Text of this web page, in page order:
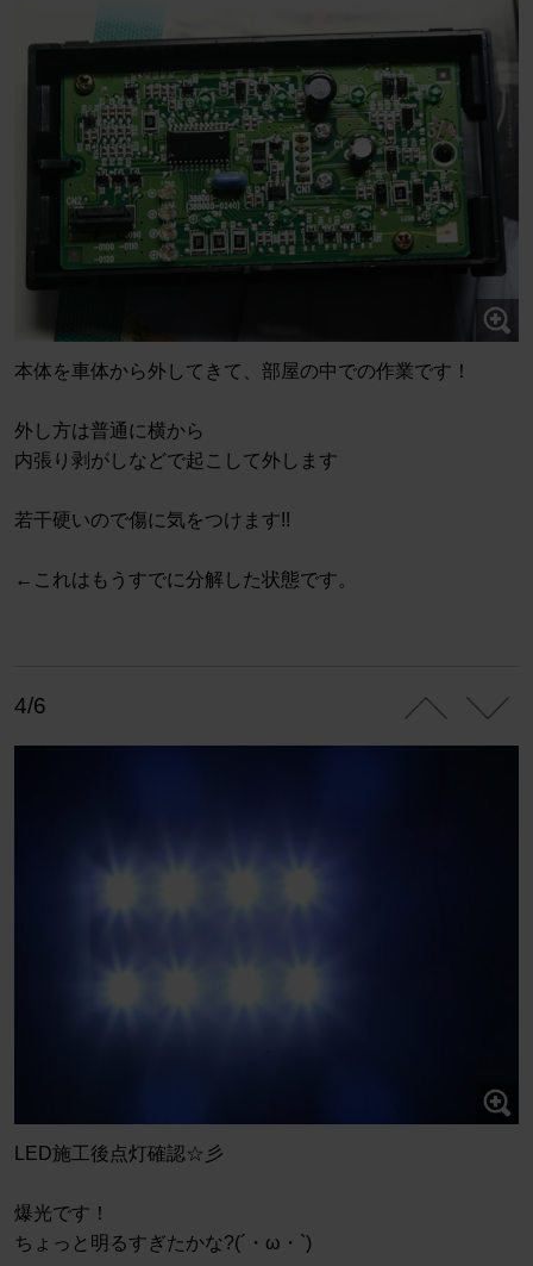
本体を車体から外してきて、部屋の中での作業です！
外し方は普通に横から
内張り剥がしなどで起こして外します
若干硬いので傷に気をつけます!!
←これはもうすでに分解した状態です。
4/6
LED施工後点灯確認☆彡
爆光です！
ちょっと明るすぎたかな?(´・ω・`)